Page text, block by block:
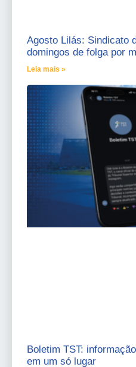
Agosto Lilás: Sindicato
domingos de folga por
Leia mais »
Boletim TST:
em um só lugar